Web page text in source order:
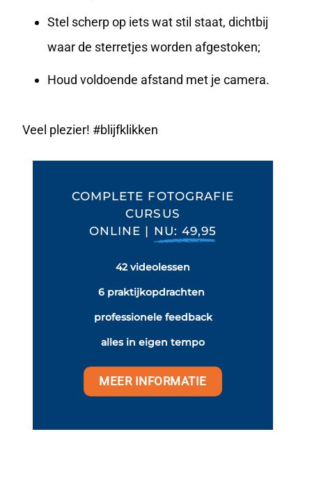
Stel scherp op iets wat stil staat, dichtbij
waar de sterretjes worden afgestoken;
Houd voldoende afstand met je camera.
Veel plezier! #blijfklikken
COMPLETE FOTOGRAFIE
CURSUS
ONLINE | NU: 49,95
42 videolessen
6 praktijkopdrachten
professionele feedback
alles in eigen tempo
MEER INFORMATIE